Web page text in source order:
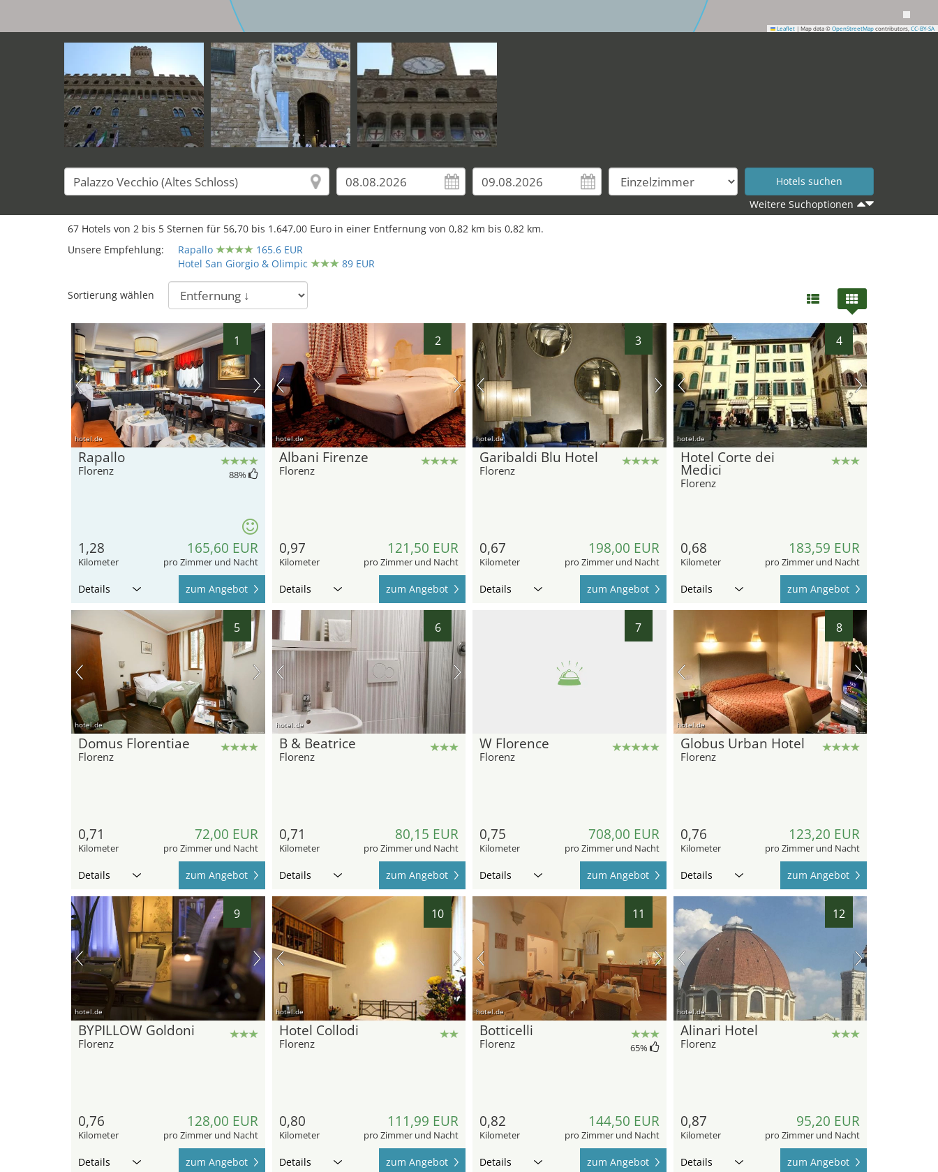
Leaflet | Map data © OpenStreetMap contributors, CC-BY-SA
Weitere Suchoptionen
67 Hotels von 2 bis 5 Sternen für 56,70 bis 1.647,00 Euro in einer Entfernung von 0,82 km bis 0,82 km.
Unsere Empfehlung:
Rapallo
165.6 EUR
Hotel San Giorgio & Olimpic
89 EUR
Sortierung wählen
1
hotel.de
Rapallo
Florenz 88%
1,28
Kilometer
165,60 EUR
pro Zimmer und Nacht
Details zum Angebot
2
hotel.de
Albani Firenze
Florenz
0,97
Kilometer
121,50 EUR
pro Zimmer und Nacht
Details zum Angebot
3
hotel.de
Garibaldi Blu Hotel
Florenz
0,67
Kilometer
198,00 EUR
pro Zimmer und Nacht
Details zum Angebot
4
hotel.de
Hotel Corte dei
Medici
Florenz
0,68
Kilometer
183,59 EUR
pro Zimmer und Nacht
Details zum Angebot
5
hotel.de
Domus Florentiae
Florenz
0,71
Kilometer
72,00 EUR
pro Zimmer und Nacht
Details zum Angebot
6
hotel.de
B & Beatrice
Florenz
0,71
Kilometer
80,15 EUR
pro Zimmer und Nacht
Details zum Angebot
7
W Florence
Florenz
0,75
Kilometer
708,00 EUR
pro Zimmer und Nacht
Details zum Angebot
8
hotel.de
Globus Urban Hotel
Florenz
0,76
Kilometer
123,20 EUR
pro Zimmer und Nacht
Details zum Angebot
9
hotel.de
BYPILLOW Goldoni
Florenz
0,76
Kilometer
128,00 EUR
pro Zimmer und Nacht
Details zum Angebot
10
hotel.de
Hotel Collodi
Florenz
0,80
Kilometer
111,99 EUR
pro Zimmer und Nacht
Details zum Angebot
11
hotel.de
Botticelli
Florenz 65%
0,82
Kilometer
144,50 EUR
pro Zimmer und Nacht
Details zum Angebot
12
hotel.de
Alinari Hotel
Florenz
0,87
Kilometer
95,20 EUR
pro Zimmer und Nacht
Details zum Angebot